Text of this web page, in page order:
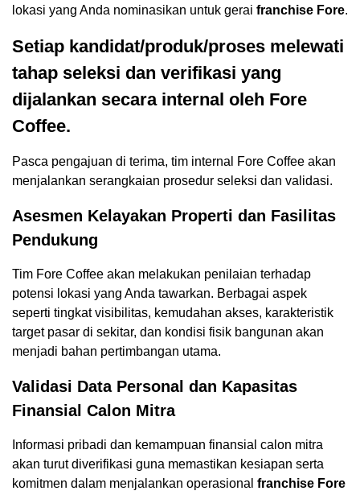
lokasi yang Anda nominasikan untuk gerai franchise Fore.
Setiap kandidat/produk/proses melewati
tahap seleksi dan verifikasi yang
dijalankan secara internal oleh Fore
Coffee.
Pasca pengajuan di terima, tim internal Fore Coffee akan
menjalankan serangkaian prosedur seleksi dan validasi.
Asesmen Kelayakan Properti dan Fasilitas
Pendukung
Tim Fore Coffee akan melakukan penilaian terhadap
potensi lokasi yang Anda tawarkan. Berbagai aspek
seperti tingkat visibilitas, kemudahan akses, karakteristik
target pasar di sekitar, dan kondisi fisik bangunan akan
menjadi bahan pertimbangan utama.
Validasi Data Personal dan Kapasitas
Finansial Calon Mitra
Informasi pribadi dan kemampuan finansial calon mitra
akan turut diverifikasi guna memastikan kesiapan serta
komitmen dalam menjalankan operasional franchise Fore